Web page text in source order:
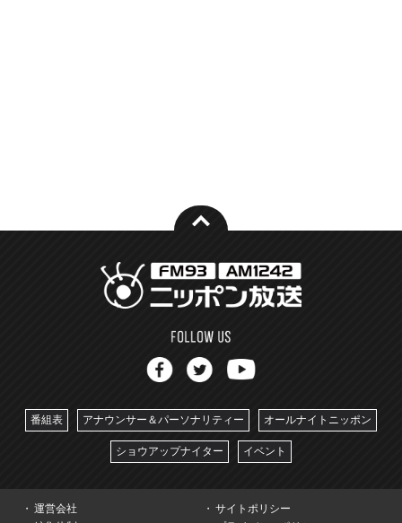
番組表 アナウンサー＆パーソナリティー オールナイトニッポン
ショウアップナイター イベント
運営会社
サイトポリシー